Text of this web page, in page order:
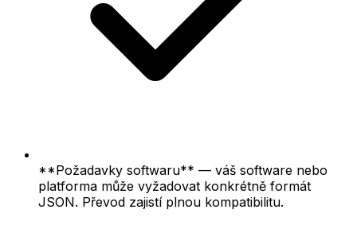
**Požadavky softwaru** — váš software nebo
platforma může vyžadovat konkrétně formát
JSON. Převod zajistí plnou kompatibilitu.